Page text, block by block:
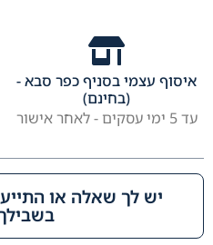
איסוף עצמי בסניף כפר סבא -
(בחינם)
עד 5 ימי עסקים - לאחר אישור
יש לך שאלה או